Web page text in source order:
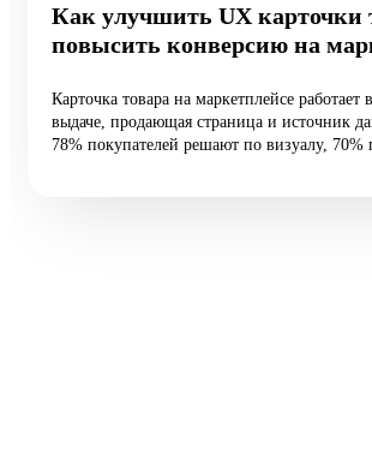
Как улучшить UX карточки
повысить конверсию на
Карточка товара на маркетплейсе работает
выдаче, продающая страница и источник
78% покупателей решают по визуалу, 70%